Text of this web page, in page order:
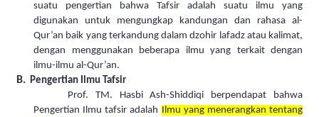
suatu pengertian bahwa Tafsir adalah suatu ilmu yang
digunakan untuk mengungkap kandungan dan rahasa al-
Qur’an baik yang terkandung dalam dzohir lafadz atau kalimat,
dengan menggunakan beberapa ilmu yang terkait dengan
ilmu-ilmu al-Qur’an.
B. Pengertian Ilmu Tafsir
Prof. TM. Hasbi Ash-Shiddiqi berpendapat bahwa
Pengertian Ilmu tafsir adalah Ilmu yang menerangkan tentang